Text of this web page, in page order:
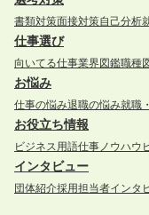
書類対策面接対策自己分析
仕事選び
向いてる仕事業界図鑑職種
お悩み
仕事の悩み退職の悩み就職
お役立ち情報
ビジネス用語仕事ノウハウ
インタビュー
団体紹介採用担当者インタ